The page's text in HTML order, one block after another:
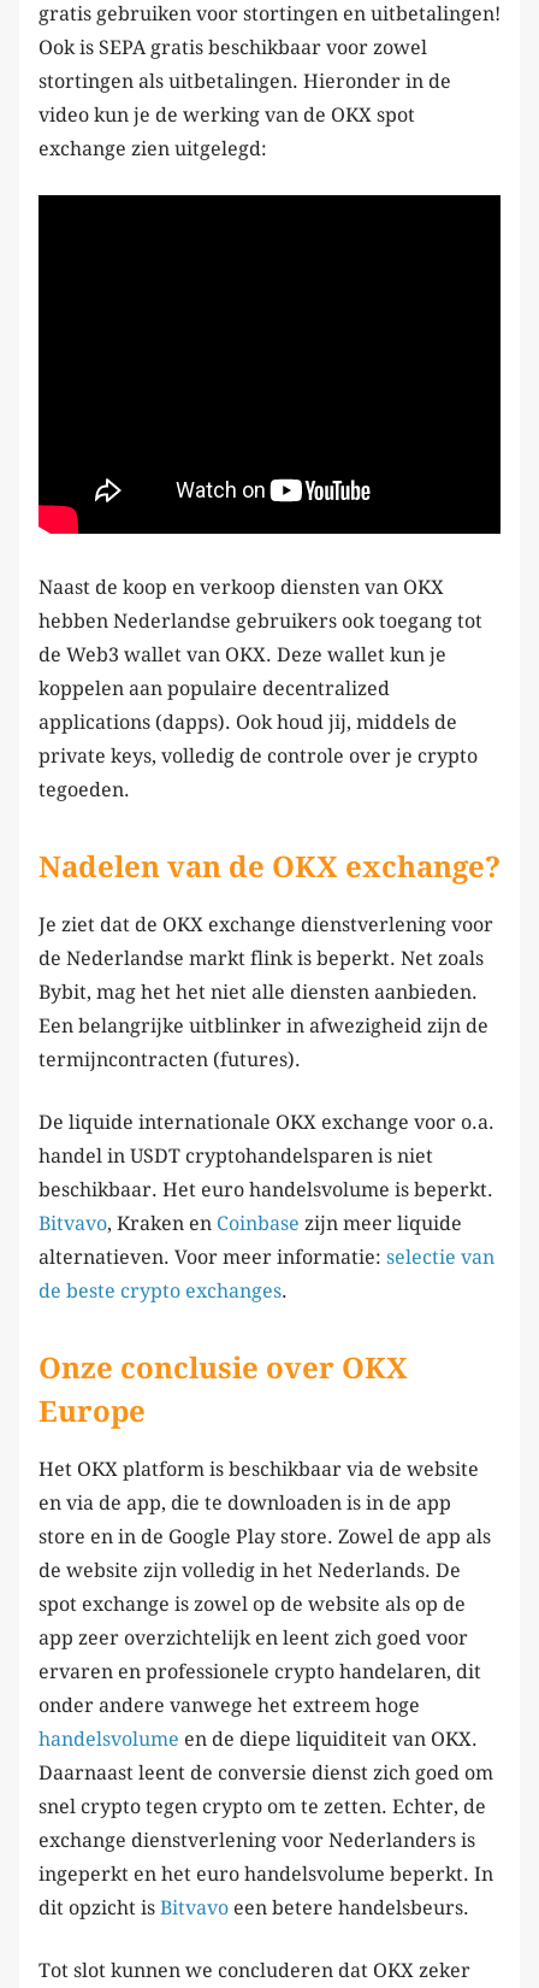
gratis gebruiken voor stortingen en uitbetalingen!
Ook is SEPA gratis beschikbaar voor zowel
stortingen als uitbetalingen. Hieronder in de
video kun je de werking van de OKX spot
exchange zien uitgelegd:
Naast de koop en verkoop diensten van OKX
hebben Nederlandse gebruikers ook toegang tot
de Web3 wallet van OKX. Deze wallet kun je
koppelen aan populaire decentralized
applications (dapps). Ook houd jij, middels de
private keys, volledig de controle over je crypto
tegoeden.
Nadelen van de OKX exchange?
Je ziet dat de OKX exchange dienstverlening voor
de Nederlandse markt flink is beperkt. Net zoals
Bybit, mag het het niet alle diensten aanbieden.
Een belangrijke uitblinker in afwezigheid zijn de
termijncontracten (futures).
De liquide internationale OKX exchange voor o.a.
handel in USDT cryptohandelsparen is niet
beschikbaar. Het euro handelsvolume is beperkt.
Bitvavo, Kraken en Coinbase zijn meer liquide
alternatieven. Voor meer informatie: selectie van
de beste crypto exchanges.
Onze conclusie over OKX
Europe
Het OKX platform is beschikbaar via de website
en via de app, die te downloaden is in de app
store en in de Google Play store. Zowel de app als
de website zijn volledig in het Nederlands. De
spot exchange is zowel op de website als op de
app zeer overzichtelijk en leent zich goed voor
ervaren en professionele crypto handelaren, dit
onder andere vanwege het extreem hoge
handelsvolume en de diepe liquiditeit van OKX.
Daarnaast leent de conversie dienst zich goed om
snel crypto tegen crypto om te zetten. Echter, de
exchange dienstverlening voor Nederlanders is
ingeperkt en het euro handelsvolume beperkt. In
dit opzicht is Bitvavo een betere handelsbeurs.
Tot slot kunnen we concluderen dat OKX zeker